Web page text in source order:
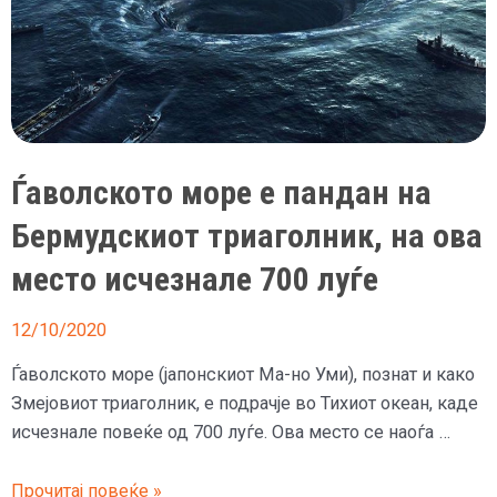
Ѓаволското море е пандан на
Бермудскиот триаголник, на ова
место исчезнале 700 луѓе
12/10/2020
Ѓаволското море (јапонскиот Ма-но Уми), познат и како
Змејовиот триаголник, е подрачје во Тихиот океан, каде
исчезнале повеќе од 700 луѓе. Ова место се наоѓа …
Ѓаволското
Прочитај повеќе »